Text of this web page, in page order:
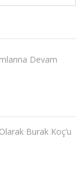
Devam
Burak Koç’u